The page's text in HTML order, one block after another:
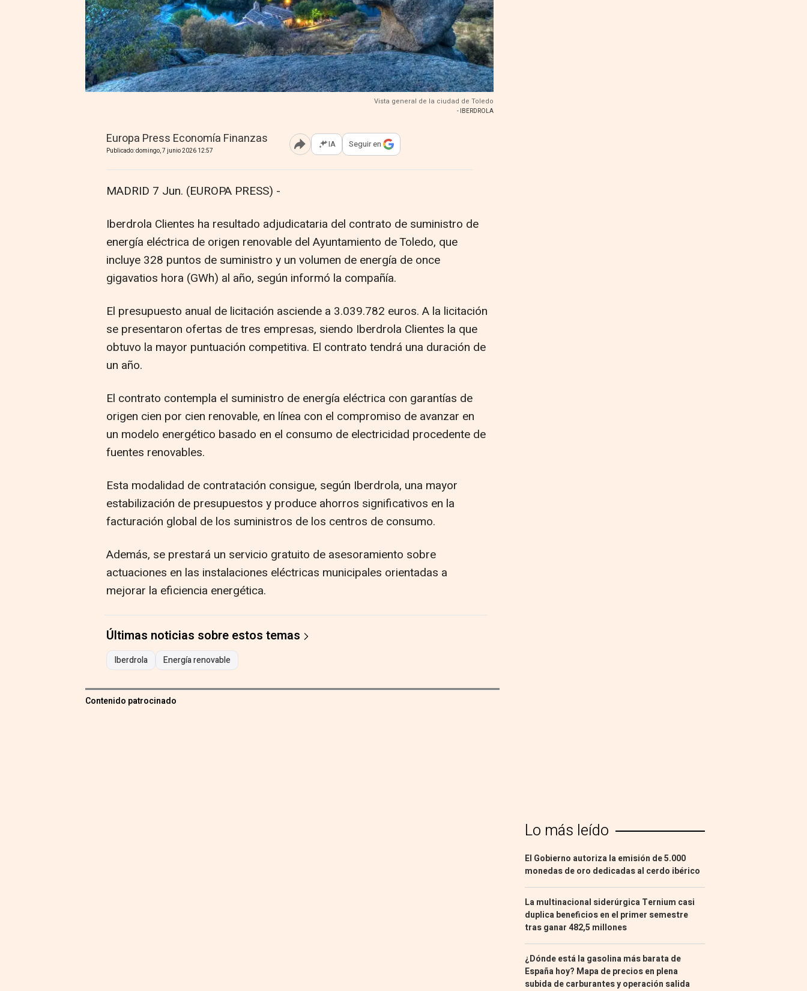
Vista general de la ciudad de Toledo
- IBERDROLA
Europa Press Economía Finanzas
Publicado: domingo, 7 junio 2026 12:57 Abrir opciones para compartir
IA Seguir en
MADRID 7 Jun. (EUROPA PRESS) -
Iberdrola Clientes ha resultado adjudicataria del contrato de suministro de
energía eléctrica de origen renovable del Ayuntamiento de Toledo, que
incluye 328 puntos de suministro y un volumen de energía de once
gigavatios hora (GWh) al año, según informó la compañía.
El presupuesto anual de licitación asciende a 3.039.782 euros. A la licitación
se presentaron ofertas de tres empresas, siendo Iberdrola Clientes la que
obtuvo la mayor puntuación competitiva. El contrato tendrá una duración de
un año.
El contrato contempla el suministro de energía eléctrica con garantías de
origen cien por cien renovable, en línea con el compromiso de avanzar en
un modelo energético basado en el consumo de electricidad procedente de
fuentes renovables.
Esta modalidad de contratación consigue, según Iberdrola, una mayor
estabilización de presupuestos y produce ahorros significativos en la
facturación global de los suministros de los centros de consumo.
Además, se prestará un servicio gratuito de asesoramiento sobre
actuaciones en las instalaciones eléctricas municipales orientadas a
mejorar la eficiencia energética.
Últimas noticias sobre estos temas
Iberdrola Energía renovable
Contenido patrocinado
Lo más leído
El Gobierno autoriza la emisión de 5.000
monedas de oro dedicadas al cerdo ibérico
La multinacional siderúrgica Ternium casi
duplica beneficios en el primer semestre
tras ganar 482,5 millones
¿Dónde está la gasolina más barata de
España hoy? Mapa de precios en plena
subida de carburantes y operación salida